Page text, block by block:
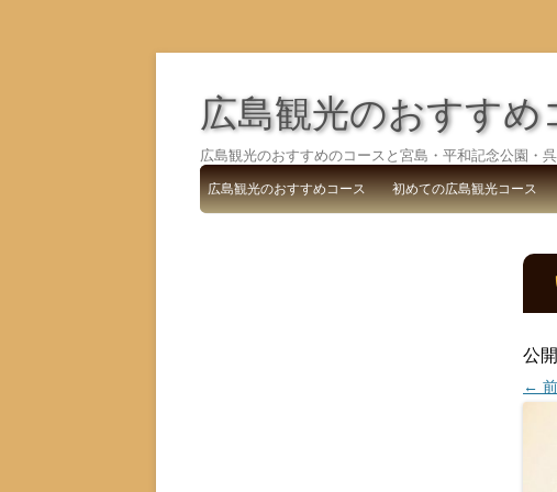
広島観光のおすすめ
広島観光のおすすめのコースと宮島・平和記念公園・
広島観光のおすすめコース 初めての広島観光コース
公
←